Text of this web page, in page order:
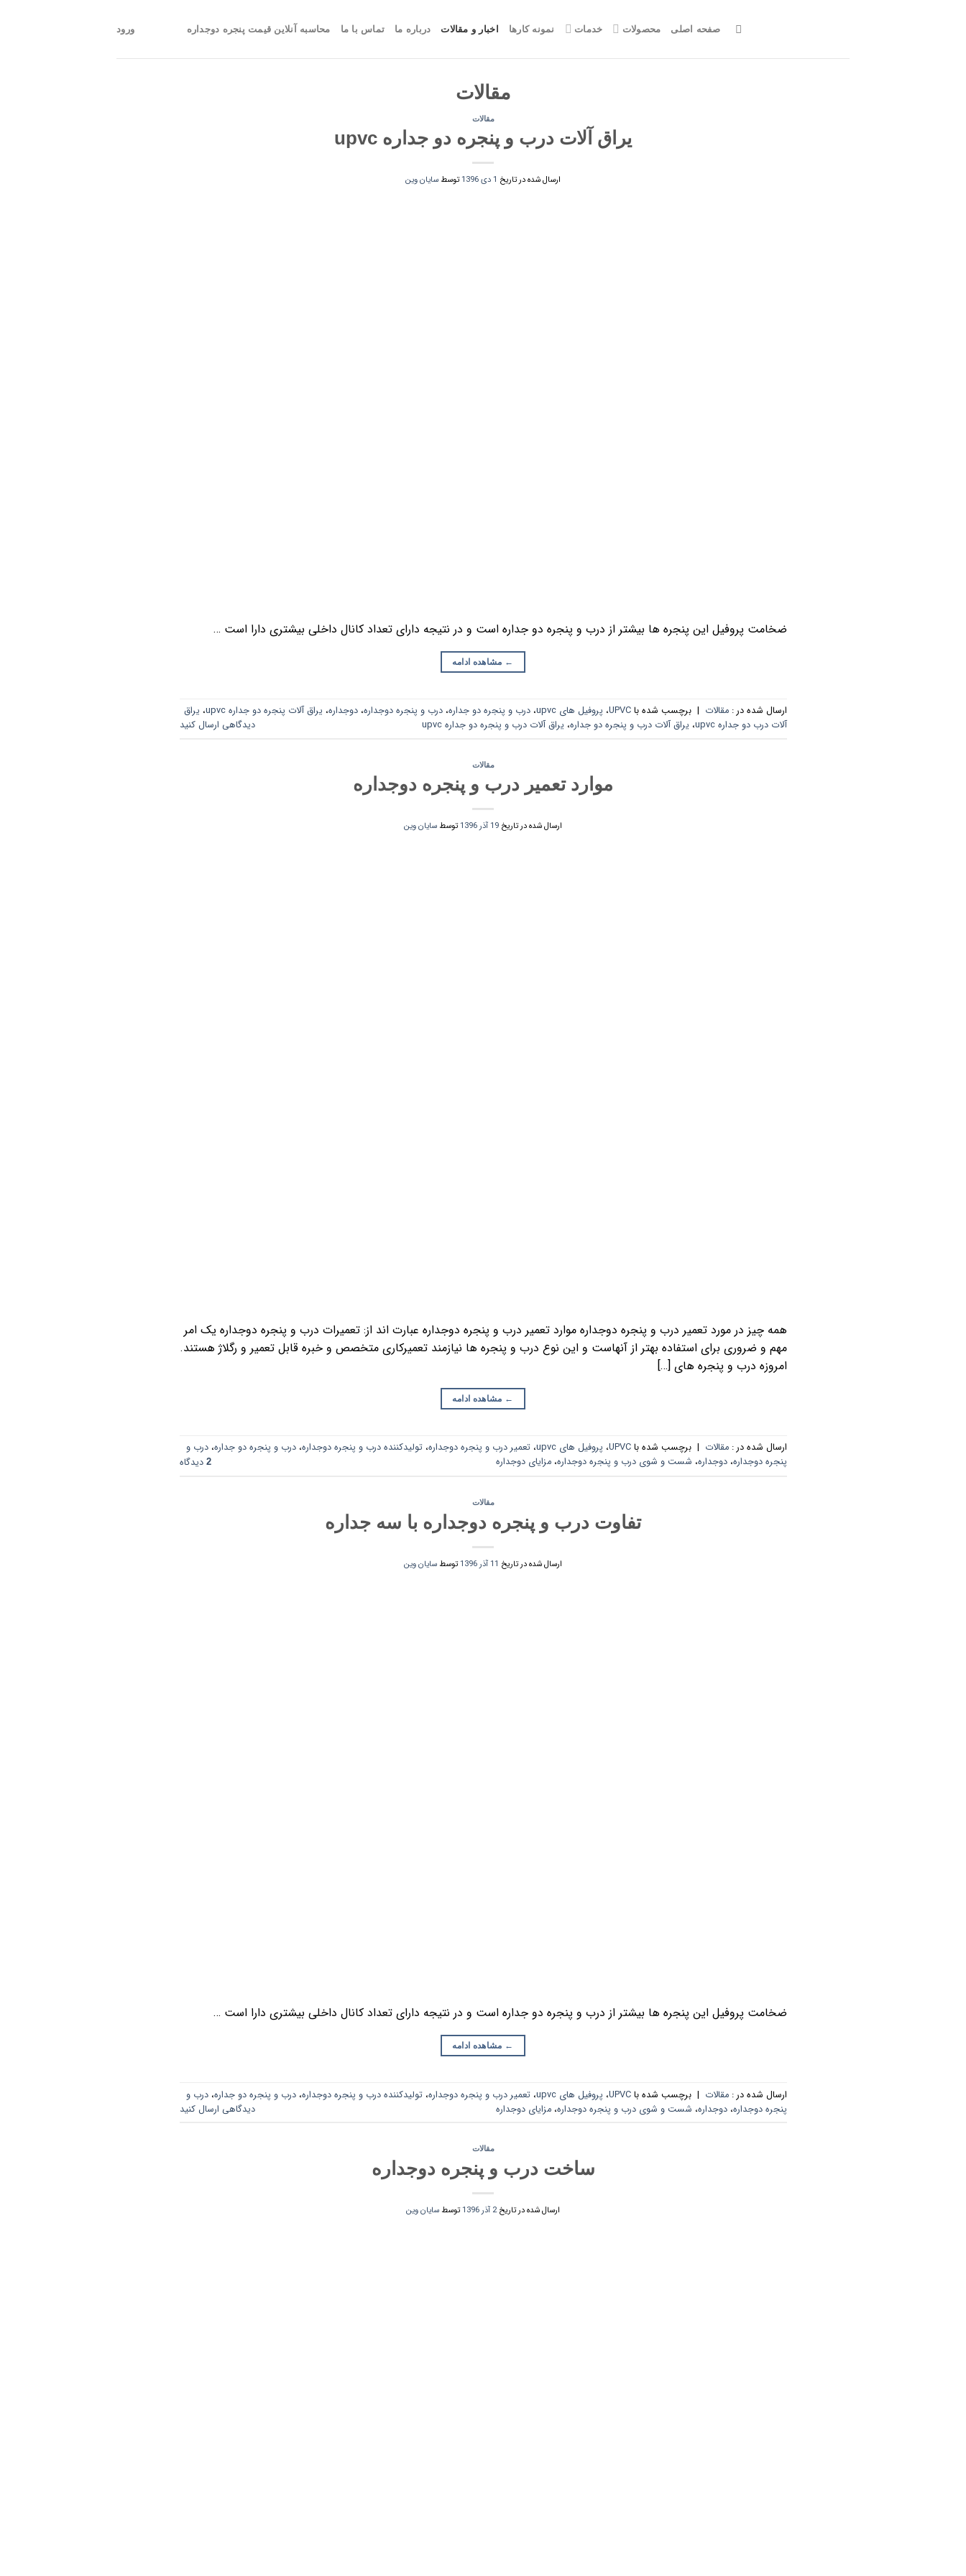
صفحه اصلی محصولات خدمات نمونه کارها اخبار و مقالات درباره ما تماس با ما محاسبه آنلاین قیمت پنجره دوجداره ورود
مقالات
مقالات
یراق آلات درب و پنجره دو جداره upvc
ارسال شده در تاریخ 1 دی 1396 توسطسایان وین
ضخامت پروفیل این پنجره ها بیشتر از درب و پنجره دو جداره است و در نتیجه دارای تعداد کانال داخلی بیشتری دارا است …
← مشاهده ادامه
ارسال شده در :مقالات | برچسب‌ شده باUPVC، پروفیل های upvc ،درب و پنجره دو جداره،درب و پنجره دوجداره،دوجداره، یراق آلات پنجره دو جداره upvc ، یراق
آلات درب دو جداره upvc
، یراق آلات درب و پنجره دو جداره، یراق آلات درب و پنجره دو جداره upvc دیدگاهی ارسال کنید
مقالات
موارد تعمیر درب و پنجره دوجداره
ارسال شده در تاریخ 19 آذر 1396 توسطسایان وین
همه چیز در مورد تعمیر درب و پنجره دوجداره موارد تعمیر درب و پنجره دوجداره عبارت اند از: تعمیرات درب و پنجره دوجداره یک امر
مهم و ضروری برای استفاده بهتر از آنهاست و این نوع درب و پنجره ها نیازمند تعمیرکاری متخصص و خبره قابل تعمیر و رگلاژ هستند.
امروزه درب و پنجره های […]
← مشاهده ادامه
ارسال شده در :مقالات | برچسب‌ شده باUPVC، پروفیل های upvc ، تعمیر درب و پنجره دوجداره، تولیدکننده درب و پنجره دوجداره،درب و پنجره دو جداره،درب و
پنجره دوجداره،دوجداره، شست و شوی درب و پنجره دوجداره،مزایای دوجداره 2 دیدگاه
مقالات
تفاوت درب و پنجره دوجداره با سه جداره
ارسال شده در تاریخ 11 آذر 1396 توسطسایان وین
ضخامت پروفیل این پنجره ها بیشتر از درب و پنجره دو جداره است و در نتیجه دارای تعداد کانال داخلی بیشتری دارا است …
← مشاهده ادامه
ارسال شده در :مقالات | برچسب‌ شده باUPVC، پروفیل های upvc ، تعمیر درب و پنجره دوجداره، تولیدکننده درب و پنجره دوجداره،درب و پنجره دو جداره،درب و
پنجره دوجداره،دوجداره، شست و شوی درب و پنجره دوجداره،مزایای دوجداره دیدگاهی ارسال کنید
مقالات
ساخت درب و پنجره دوجداره
ارسال شده در تاریخ2 آذر 1396 توسطسایان وین